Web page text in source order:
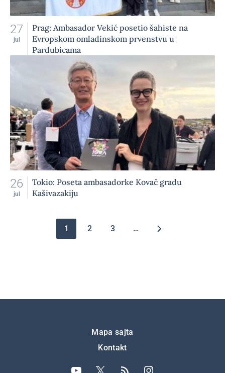
27
jul
Prag: Ambasador Vekić posetio šahiste na
Evropskom omladinskom prvenstvu u
Pardubicama
26
jul
Tokio: Poseta ambasadorke Kovač gradu
Kašivazakiju
Pagination
1 2 3 …
Mapa sajta
Kontakt